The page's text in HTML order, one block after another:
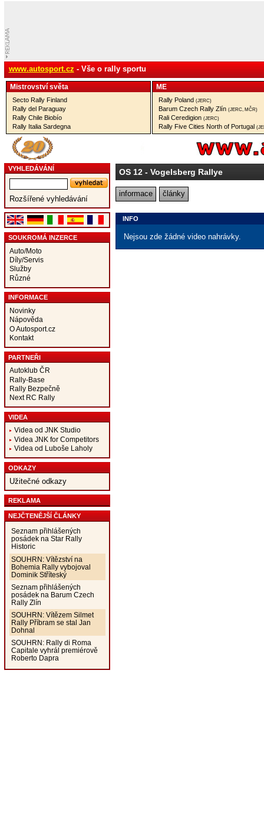
www.autosport.cz - Vše o rally sportu
Mistrovství­ světa
Secto Rally Finland
Rally del Paraguay
Rally Chile Biobío
Rally Italia Sardegna
ME
Rally Poland (JERC)
Barum Czech Rally Zlín (JERC, MČR)
Rali Ceredigion (JERC)
Rally Five Cities North of Portugal
VYHLEDÁVÁNÍ
Rozšířené vyhledávání
SOUKROMÁ INZERCE
Auto/Moto
Díly/Servis
Služby
Různé
INFORMACE
Novinky
Nápověda
O Autosport.cz
Kontakt
PARTNEŘI
Autoklub ČR
Rally-Base
Rally Bezpečně
Next RC Rally
VIDEA
Videa od JNK Studio
Videa JNK for Competitors
Videa od Luboše Laholy
ODKAZY
Užitečné odkazy
REKLAMA
NEJČTENĚJŠÍ ČLÁNKY
Seznam přihlášených
posádek na Star Rally
Historic
SOUHRN: Vítězství na
Bohemia Rally vybojoval
Dominik Stříteský
Seznam přihlášených
posádek na Barum Czech
Rally Zlín
SOUHRN: Vítězem Silmet
Rally Příbram se stal Jan
Dohnal
SOUHRN: Rally di Roma
Capitale vyhrál premiérově
Roberto Dapra
OS 12- Vogelsberg Rallye
informace články
INFO
Nejsou zde žádné video nahrávky.